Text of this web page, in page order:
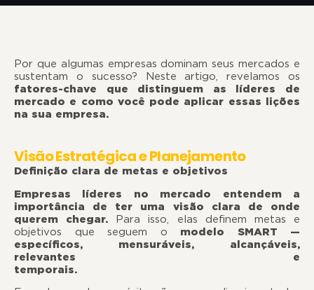
Por que algumas empresas dominam seus mercados e
sustentam o sucesso? Neste artigo, revelamos os
fatores-chave que distinguem as líderes de
mercado e como você pode aplicar essas lições
na sua empresa.
Visão Estratégica e Planejamento
Definição clara de metas e objetivos
Empresas líderes no mercado entendem a
importância de ter uma visão clara de onde
querem chegar. Para isso, elas definem metas e
objetivos que seguem o modelo SMART —
específicos, mensuráveis, alcançáveis,
relevantes e
temporais.